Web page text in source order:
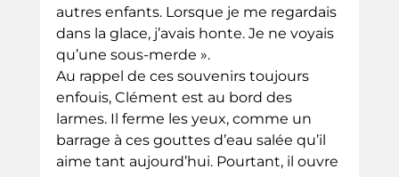
autres enfants. Lorsque je me regardais
dans la glace, j’avais honte. Je ne voyais
qu’une sous-merde ».
Au rappel de ces souvenirs toujours
enfouis, Clément est au bord des
larmes. Il ferme les yeux, comme un
barrage à ces gouttes d’eau salée qu’il
aime tant aujourd’hui. Pourtant, il ouvre